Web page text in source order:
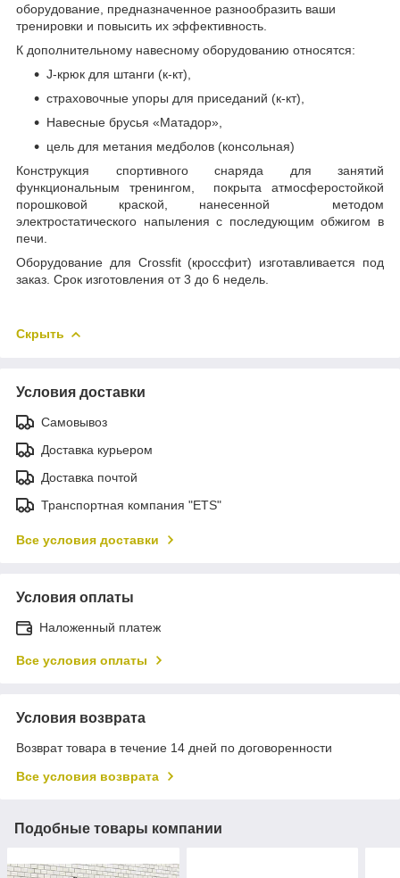
оборудование, предназначенное разнообразить ваши
тренировки и повысить их эффективность.
К дополнительному навесному оборудованию относятся:
J-крюк для штанги (к-кт),
страховочные упоры для приседаний (к-кт),
Навесные брусья «Матадор»,
цель для метания медболов (консольная)
Конструкция спортивного снаряда для занятий
функциональным тренингом, покрыта атмосферостойкой
порошковой краской, нанесенной методом
электростатического напыления с последующим обжигом в
печи.
Оборудование для Crossfit (кроссфит) изготавливается под
заказ. Срок изготовления от 3 до 6 недель.
Скрыть
Условия доставки
Самовывоз
Доставка курьером
Доставка почтой
Транспортная компания "ETS"
Все условия доставки
Условия оплаты
Наложенный платеж
Все условия оплаты
Условия возврата
Возврат товара в течение 14 дней по договоренности
Все условия возврата
Подобные товары компании